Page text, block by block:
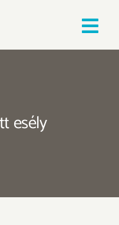
esély